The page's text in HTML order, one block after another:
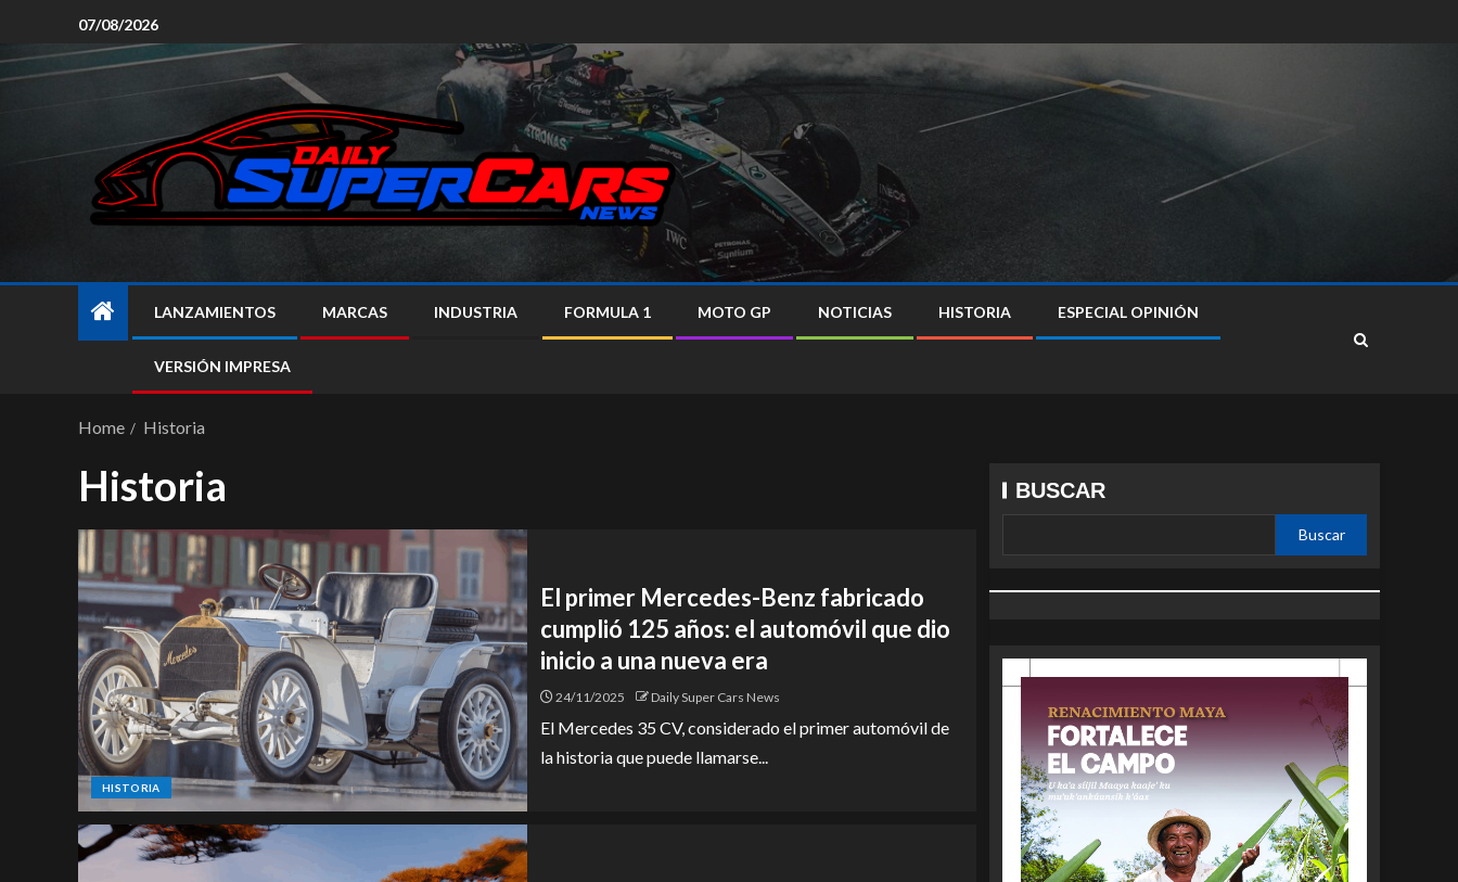
07/08/2026
LANZAMIENTOS MARCAS INDUSTRIA FORMULA 1 MOTO GP NOTICIAS HISTORIA ESPECIAL OPINIÓN
VERSIÓN IMPRESA
Home Historia
Historia
HISTORIA
El primer Mercedes-Benz fabricado
cumplió 125 años: el automóvil que dio
inicio a una nueva era
24/11/2025 Daily Super Cars News
El Mercedes 35 CV, considerado el primer automóvil de
la historia que puede llamarse...
BUSCAR
Buscar